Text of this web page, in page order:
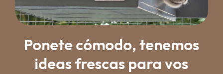
Ponete cómodo, tenemos
ideas frescas para vos